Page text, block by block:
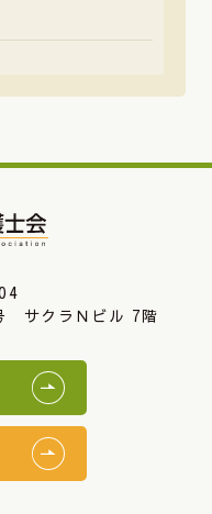
サクラＮビル 7階